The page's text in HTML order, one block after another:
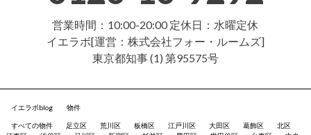
営業時間：10:00-20:00 定休日：水曜定休
イエラボ[運営：株式会社フォー・ルームズ]
東京都知事 (1) 第95575号
イエラボblog 物件
すべての物件 足立区 荒川区 板橋区 江戸川区 大田区 葛飾区
北区